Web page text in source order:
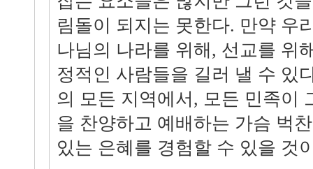
림돌이 되지는 못한다. 만약 우
나님의 나라를 위해, 선교를 위
정적인 사람들을 길러 낼 수 있
의 모든 지역에서, 모든 민족이
을 찬양하고 예배하는 가슴 벅
있는 은혜를 경험할 수 있을 것